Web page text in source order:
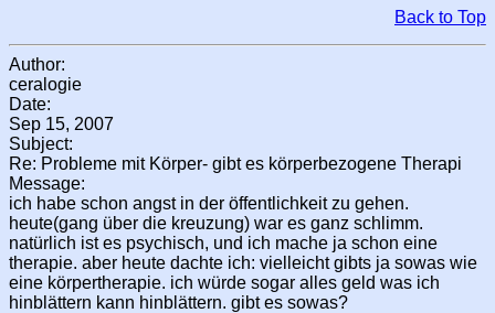
Back to Top
Author:
ceralogie
Date:
Sep 15, 2007
Subject:
Re: Probleme mit Körper- gibt es körperbezogene Therapi
Message:
ich habe schon angst in der öffentlichkeit zu gehen.
heute(gang über die kreuzung) war es ganz schlimm.
natürlich ist es psychisch, und ich mache ja schon eine
therapie. aber heute dachte ich: vielleicht gibts ja sowas wie
eine körpertherapie. ich würde sogar alles geld was ich
hinblättern kann hinblättern. gibt es sowas?